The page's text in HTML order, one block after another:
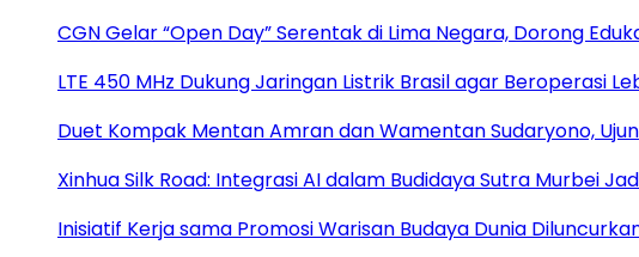
CGN Gelar “Open Day” Serentak di Lima Negara, Dorong
LTE 450 MHz Dukung Jaringan Listrik Brasil agar Beroperasi
Duet Kompak Mentan Amran dan Wamentan Sudaryono,
Xinhua Silk Road: Integrasi AI dalam Budidaya Sutra Murbei
Inisiatif Kerja sama Promosi Warisan Budaya Dunia